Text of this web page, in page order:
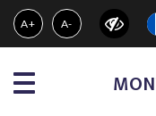
Gestion des traceurs
A+ A-
Menu